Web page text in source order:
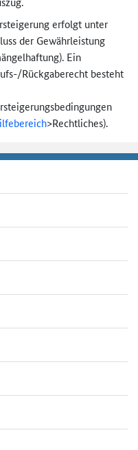
erfolgt unter
der Gewährleistung
Ein
/Rückgaberecht besteht
>Rechtliches).